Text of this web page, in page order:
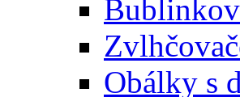
Obálky s